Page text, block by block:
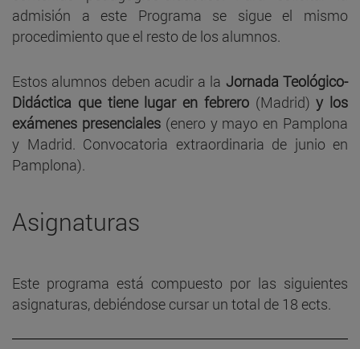
admisión a este Programa se sigue el mismo
procedimiento que el resto de los alumnos.
Estos alumnos deben acudir a la Jornada Teológico-
Didáctica que tiene lugar en febrero(Madrid) y los
exámenes presenciales(enero y mayo en Pamplona
y Madrid. Convocatoria extraordinaria de junio en
Pamplona).
Asignaturas
Este programa está compuesto por las siguientes
asignaturas, debiéndose cursar un total de 18 ects.